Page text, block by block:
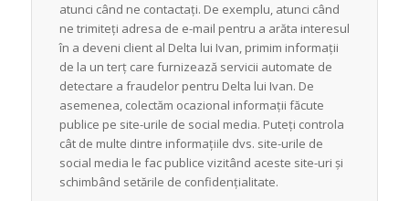
atunci când ne contactați. De exemplu, atunci când
ne trimiteți adresa de e-mail pentru a arăta interesul
în a deveni client al Delta lui Ivan, primim informații
de la un terț care furnizează servicii automate de
detectare a fraudelor pentru Delta lui Ivan. De
asemenea, colectăm ocazional informații făcute
publice pe site-urile de social media. Puteți controla
cât de multe dintre informațiile dvs. site-urile de
social media le fac publice vizitând aceste site-uri și
schimbând setările de confidențialitate.